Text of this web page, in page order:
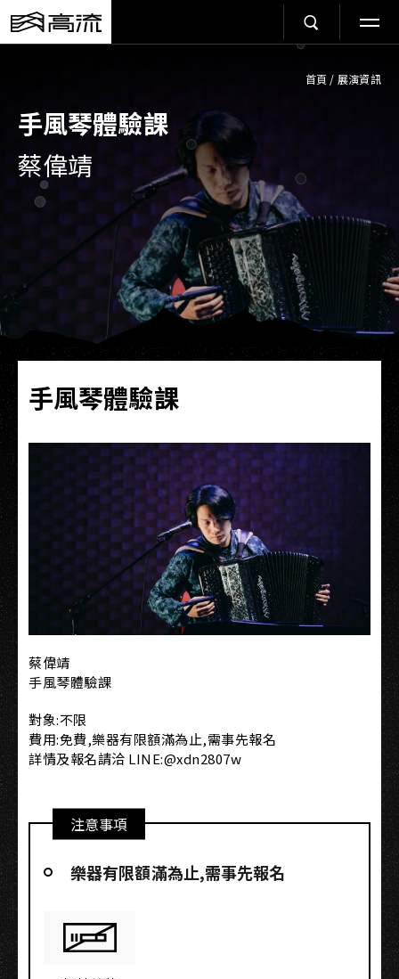
首頁 / 展演資訊
手風琴體驗課
蔡偉靖
手風琴體驗課
蔡偉靖
手風琴體驗課
對象:不限
費用:免費,樂器有限額滿為止,需事先報名
詳情及報名請洽 LINE:@xdn2807w
注意事項
樂器有限額滿為止,需事先報名